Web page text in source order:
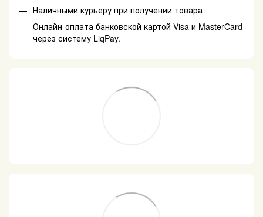
Наличными курьеру при получении товара
Онлайн-оплата банковской картой Visa и MasterCard
через систему LiqPay.